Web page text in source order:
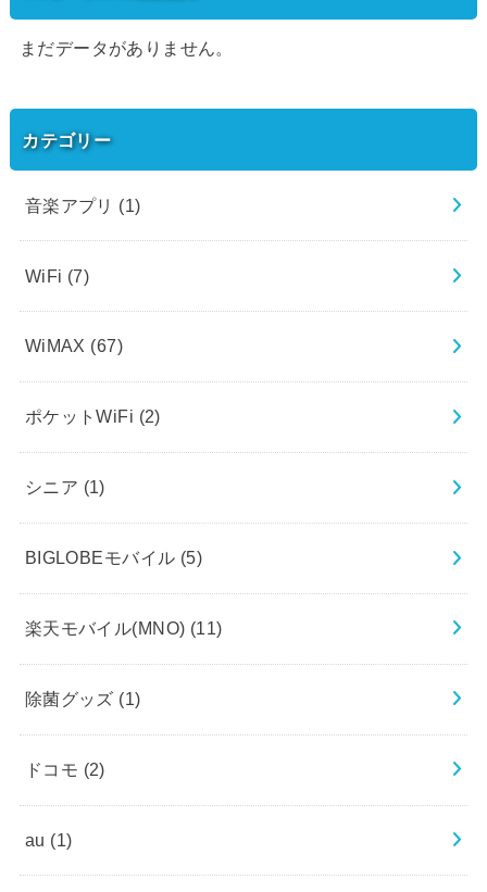
まだデータがありません。
カテゴリー
音楽アプリ (1)
WiFi (7)
WiMAX (67)
ポケットWiFi (2)
シニア (1)
BIGLOBEモバイル (5)
楽天モバイル(MNO) (11)
除菌グッズ (1)
ドコモ (2)
au (1)